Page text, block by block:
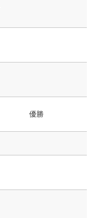
優勝